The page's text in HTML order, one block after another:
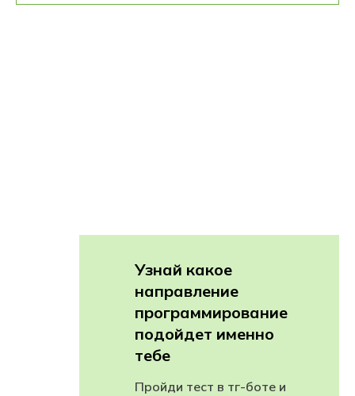
Узнай какое
направление
программирование
подойдет именно
тебе
Пройди тест в тг-боте и